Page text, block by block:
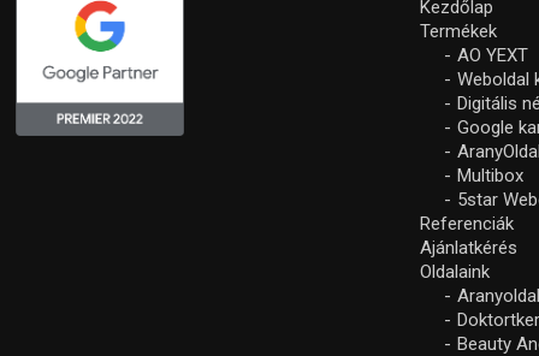
Kezdőlap
Termékek
AO YEXT
Weboldal
Digitális
Google
Multibox
5star
Referenciák
Ajánlatkérés
Oldalaink
Beauty